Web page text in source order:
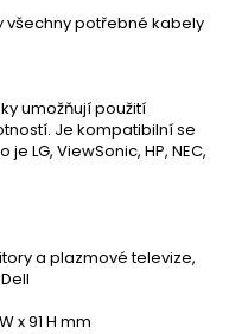
všechny potřebné kabely
umožňují použití
Je kompatibilní se
LG, ViewSonic, HP, NEC,
a plazmové televize,
x 91 H mm